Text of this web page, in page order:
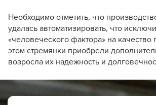
Необходимо отметить, что
удалась автоматизировать, что
«человеческого фактора» на
этом стремянки приобрели
возросла их надежность и